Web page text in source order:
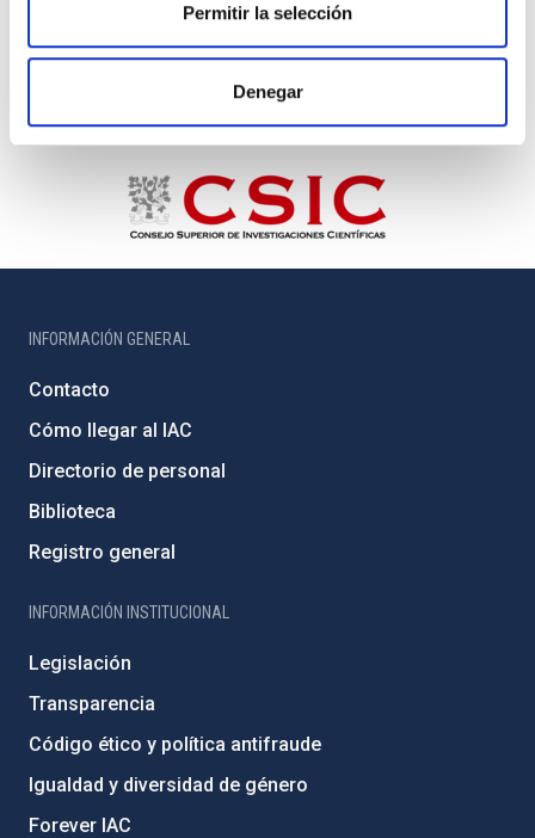
Permitir la selección
Denegar
INFORMACIÓN GENERAL
Contacto
Cómo llegar al IAC
Directorio de personal
Biblioteca
Registro general
INFORMACIÓN INSTITUCIONAL
Legislación
Transparencia
Código ético y política antifraude
Igualdad y diversidad de género
Forever IAC